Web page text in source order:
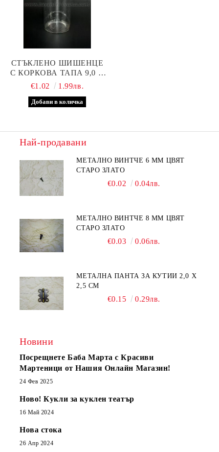
СТЪКЛЕНО ШИШЕНЦЕ
С КОРКОВА ТАПА 9,0 Х
3,5 СМ
€1.02 1.99лв.
Най-продавани
МЕТАЛНО ВИНТЧЕ 6 ММ ЦВЯТ
СТАРО ЗЛАТО
€0.02 0.04лв.
МЕТАЛНО ВИНТЧЕ 8 ММ ЦВЯТ
СТАРО ЗЛАТО
€0.03 0.06лв.
МЕТАЛНА ПАНТА ЗА КУТИИ 2,0 Х
2,5 СМ
€0.15 0.29лв.
Новини
Посрещнете Баба Марта с Красиви
Мартеници от Нашия Онлайн Магазин!
24 Фев 2025
Ново! Кукли за куклен театър
16 Май 2024
Нова стока
26 Апр 2024